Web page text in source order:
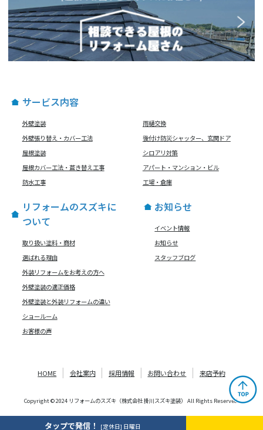
サービス内容
外壁塗装
外壁張り替え・カバー工法
屋根塗装
屋根カバー工法・葺き替え工事
防水工事
雨樋交換
後付け防災シャッター、玄関ドア
シロアリ対策
アパート・マンション・ビル
工場・倉庫
リフォームのスズキに
ついて
取り扱い塗料・商材
選ばれる理由
外装リフォームをお考えの方へ
外壁塗装の適正価格
外壁塗装と外装リフォームの違い
ショールーム
お客様の声
お知らせ
イベント情報
お知らせ
スタッフブログ
HOME 会社案内 採用情報 お問い合わせ 来店予約
Copyright © 2024 リフォームのスズキ（株式会社 掛川スズキ塗装） All Rights Reserved.
タップで発信！ [定休日] 日曜日